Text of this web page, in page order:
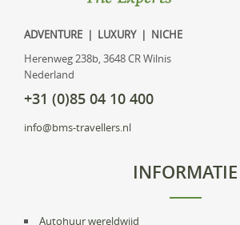
ADVENTURE | LUXURY | NICHE
Herenweg 238b, 3648 CR Wilnis
Nederland
+31 (0)85 04 10 400
info@bms-travellers.nl
INFORMATIE
Autohuur wereldwijd